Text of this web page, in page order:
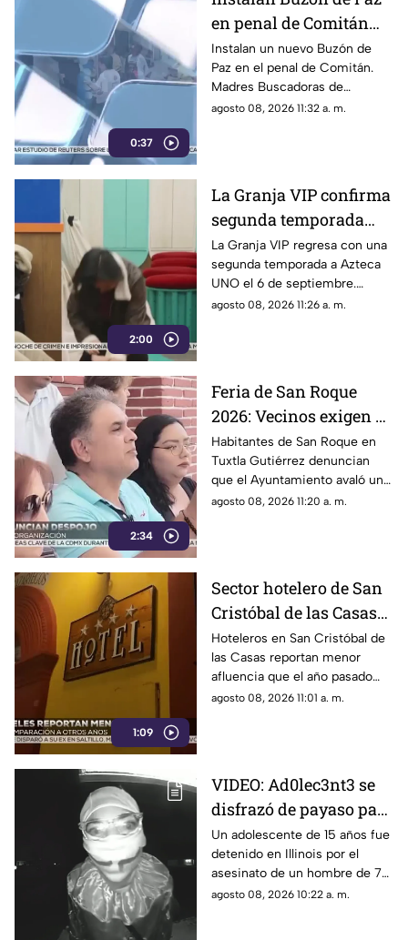
0:37
en penal de Comitán
para buscar a personas
desaparecidas
Instalan un nuevo Buzón de
Paz en el penal de Comitán.
Madres Buscadoras de
Chiapas buscan obtener datos
agosto 08, 2026 11:32 a. m.
2:00
La Granja VIP confirma
segunda temporada
con contenido
exclusivo y sorpresas
La Granja VIP regresa con una
segunda temporada a Azteca
UNO el 6 de septiembre.
Mallezaa repetirá como host
agosto 08, 2026 11:26 a. m.
2:34
Feria de San Roque
2026: Vecinos exigen al
Ayuntamiento de
Tuxtla respetar
patronato tradicional
Habitantes de San Roque en
Tuxtla Gutiérrez denuncian
que el Ayuntamiento avaló un
comité externo para organizar
agosto 08, 2026 11:20 a. m.
1:09
Sector hotelero de San
Cristóbal de las Casas
reporta caída en
afluencia turística
Hoteleros en San Cristóbal de
las Casas reportan menor
afluencia que el año pasado
debido a factores económicos,
agosto 08, 2026 11:01 a. m.
VIDEO: Ad0lec3nt3 se
disfrazó de payaso para
cometer un asesinato
pero olvidó que había
cámaras
Un adolescente de 15 años fue
detenido en Illinois por el
asesinato de un hombre de 78
años. Un video lo muestra con
agosto 08, 2026 10:22 a. m.